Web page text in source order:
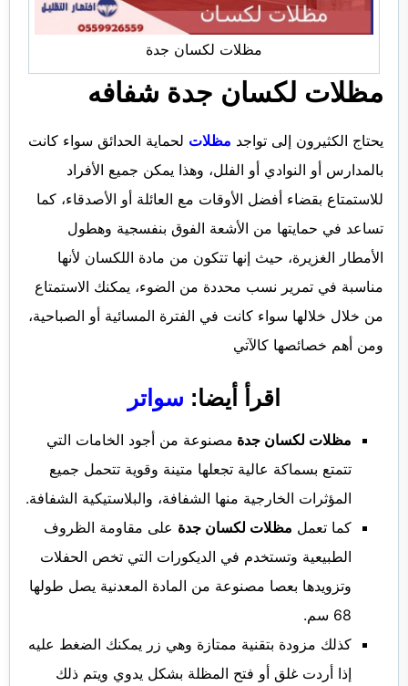
مظلات لكسان جدة
مظلات لكسان جدة شفافه
يحتاج الكثيرون إلى تواجد مظلات لحماية الحدائق سواء كانت
بالمدارس أو النوادي أو الفلل، وهذا يمكن جميع الأفراد
للاستمتاع بقضاء أفضل الأوقات مع العائلة أو الأصدقاء، كما
تساعد في حمايتها من الأشعة الفوق بنفسجية وهطول
الأمطار الغزيرة، حيث إنها تتكون من مادة اللكسان لأنها
مناسبة في تمرير نسب محددة من الضوء، يمكنك الاستمتاع
من خلال خلالها سواء كانت في الفترة المسائية أو الصباحية،
ومن أهم خصائصها كالآتي
اقرأ أيضا: سواتر
مظلات لكسان جدة مصنوعة من أجود الخامات التي
تتمتع بسماكة عالية تجعلها متينة وقوية تتحمل جميع
المؤثرات الخارجية منها الشفافة، والبلاستيكية الشفافة.
كما تعمل مظلات لكسان جدة على مقاومة الظروف
الطبيعية وتستخدم في الديكورات التي تخص الحفلات
وتزويدها بعصا مصنوعة من المادة المعدنية يصل طولها
68 سم.
كذلك مزودة بتقنية ممتازة وهي زر يمكنك الضغط عليه
إذا أردت غلق أو فتح المظلة بشكل يدوي ويتم ذلك